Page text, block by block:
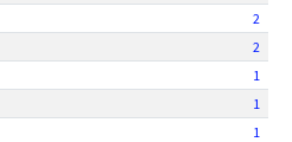
2
2
1
1
1